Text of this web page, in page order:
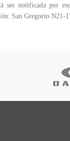
ser notificada por
San Gregorio N21-